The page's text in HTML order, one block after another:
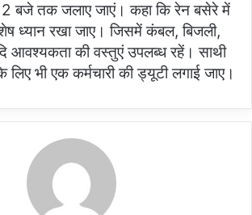
बजे तक जलाए जाएं। कहा कि रेन बसेरे में
ध्यान रखा जाए। जिसमें कंबल, बिजली,
आवश्यकता की वस्तुएं उपलब्ध रहें। साथी
भी एक कर्मचारी की ड्यूटी लगाई जाए।